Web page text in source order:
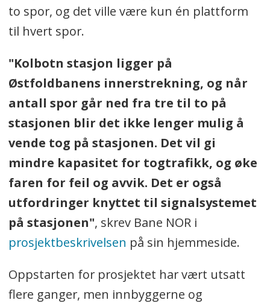
to spor, og det ville være kun én plattform
til hvert spor.
"Kolbotn stasjon ligger på
Østfoldbanens innerstrekning, og når
antall spor går ned fra tre til to på
stasjonen blir det ikke lenger mulig å
vende tog på stasjonen. Det vil gi
mindre kapasitet for togtrafikk, og øke
faren for feil og avvik. Det er også
utfordringer knyttet til signalsystemet
på stasjonen", skrev Bane NOR i
prosjektbeskrivelsen på sin hjemmeside.
Oppstarten for prosjektet har vært utsatt
flere ganger, men innbyggerne og